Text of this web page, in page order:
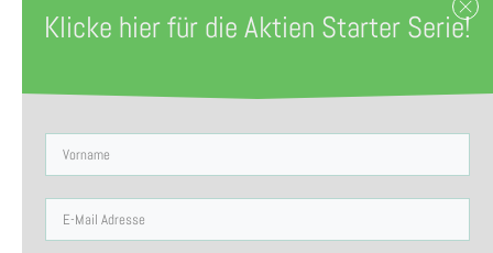
Ersparnisse auf, langsam
aber sicher.
Da stellt sich die Frage, wievielRendite
deine Geldanlagen erwirtschaften müssen,
Klicke hier für die Aktien Starter Serie!